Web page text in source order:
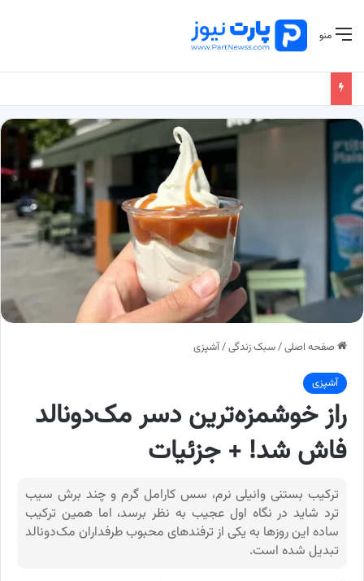
منو
صفحه اصلی/سبک زندگی/آشپزی
آشپزی
راز خوشمزه‌ترین دسر مک‌دونالد
فاش شد! + جزئیات
ترکیب بستنی وانیلی نرم، سس کارامل گرم و چند برش سیب
ترد شاید در نگاه اول عجیب به نظر برسد، اما همین ترکیب
ساده این روزها به یکی از ترفندهای محبوب طرفداران مک‌دونالد
تبدیل شده است.